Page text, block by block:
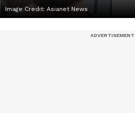
Image Credit: Asianet News